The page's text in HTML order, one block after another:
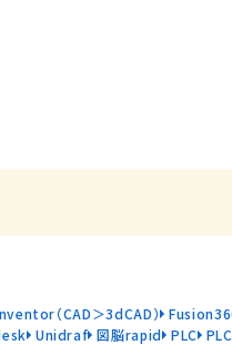
（CAD＞3dCAD）
Unidraf 図脳rapid PLC